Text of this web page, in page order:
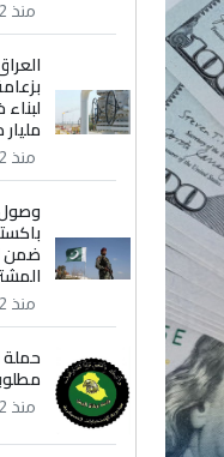
منذ 2 ساعة
مليار
منذ 2 ساعة
ضمن
منذ 2 ساعة
منذ 2 ساعة